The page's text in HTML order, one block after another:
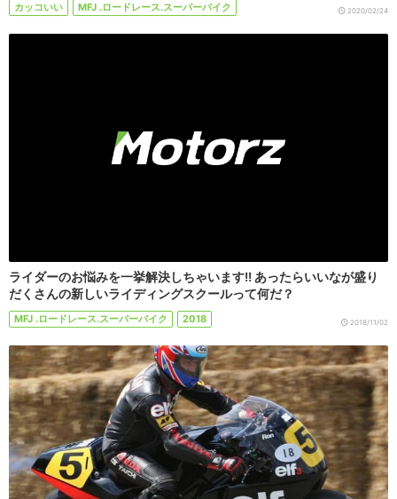
カッコいい MFJ .ロードレース.スーパーバイク 2020/02/24
ライダーのお悩みを一挙解決しちゃいます!! あったらいいなが盛り
だくさんの新しいライディングスクールって何だ？
MFJ .ロードレース.スーパーバイク 2018 2018/11/02